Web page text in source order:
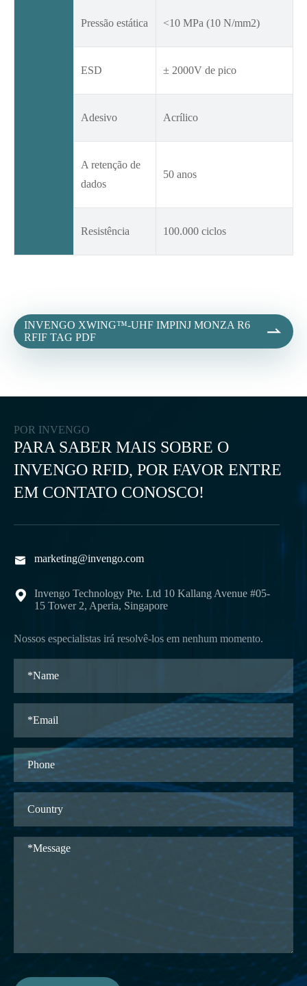
Pressão estática <10 MPa (10 N/mm2)
ESD ± 2000V de pico
Adesivo Acrílico
A retenção de
dados
50 anos
Resistência 100.000 ciclos
INVENGO XWING™-UHF IMPINJ MONZA R6
RFIF TAG PDF

POR INVENGO
PARA SABER MAIS SOBRE O
INVENGO RFID, POR FAVOR ENTRE
EM CONTATO CONOSCO!
 marketing@invengo.com

Invengo Technology Pte. Ltd 10 Kallang Avenue #05-
15 Tower 2, Aperia, Singapore
Nossos especialistas irá resolvê-los em nenhum momento.